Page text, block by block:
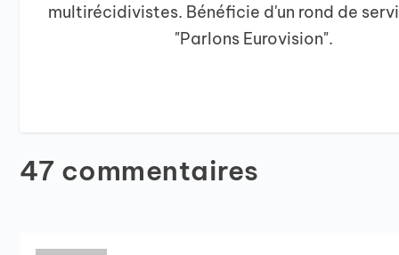
multirécidivistes. Bénéficie d'un rond de
"Parlons Eurovision".
47 commentaires